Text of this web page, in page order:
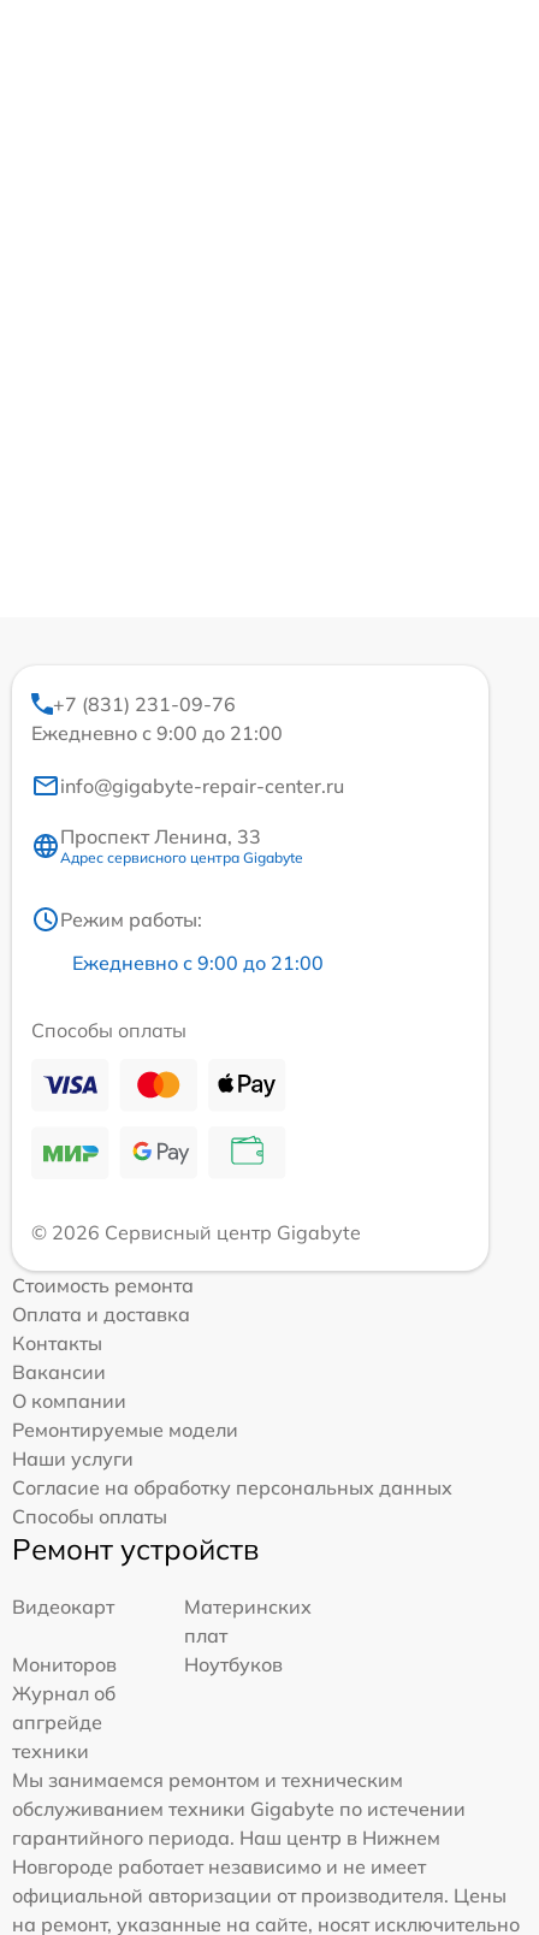
+7 (831) 231-09-76
Ежедневно с 9:00 до 21:00
info@gigabyte-repair-center.ru
Проспект Ленина, 33
Адрес сервисного центра Gigabyte
Режим работы:
Ежедневно с 9:00 до 21:00
Способы оплаты
© 2026 Сервисный центр Gigabyte
Стоимость ремонта
Оплата и доставка
Контакты
Вакансии
О компании
Ремонтируемые модели
Наши услуги
Согласие на обработку персональных данных
Способы оплаты
Ремонт устройств
Видеокарт
Материнских
плат
Мониторов
Ноутбуков
Журнал об
апгрейде
техники
Мы занимаемся ремонтом и техническим
обслуживанием техники Gigabyte по истечении
гарантийного периода. Наш центр в Нижнем
Новгороде работает независимо и не имеет
официальной авторизации от производителя. Цены
на ремонт, указанные на сайте, носят исключительно